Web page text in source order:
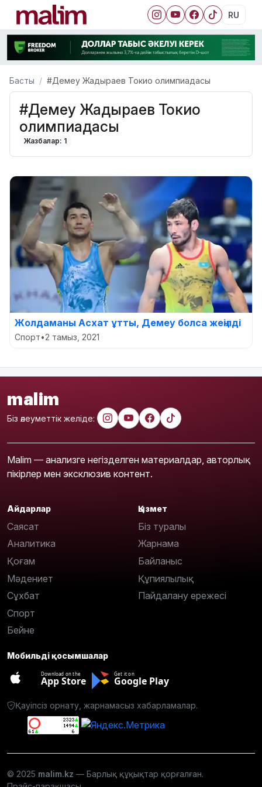
RU
Басты #Демеу Жадыраев Токио олимпиадасы
#Демеу Жадыраев Токио
олимпиадасы
Жазбалар: 1
Жолдаманы Асхат ұтты, Демеу болса жеңілді
Спорт•2 тамыз, 2021
malim
Біз әлеуметтік желіде:
Malim — анализге негізделген материалдар, авторлық
пікірлер мен эксклюзив контент.
Айдарлар
Саясат
Аналитика
Қоғам
Мәдениет
Сұхбат
Спорт
Бейне
Қызмет
Біз туралы
Жарнама
Байланыс
Құпиялылық
Пайдалану ережесі
Мобильді қосымшалар
Download on the
App Store
Get it on
Google Play
Қауіпсіз орнату, жарнамасыз хабарламалар.
© 2025 malim.kz — Барлық құқықтар қорғалған.